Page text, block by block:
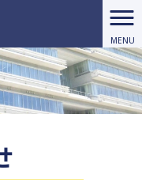
MENU